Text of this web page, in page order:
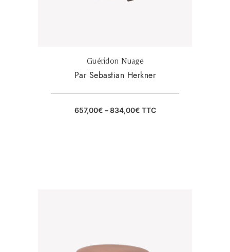
Guéridon Nuage
Par Sebastian Herkner
657,00€ –834,00€ TTC